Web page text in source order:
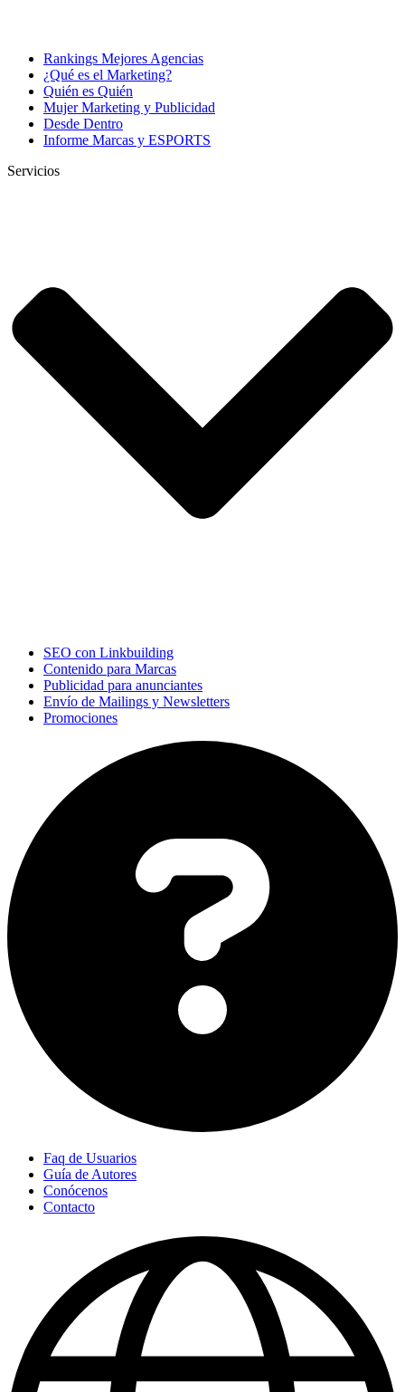
Rankings Mejores Agencias
¿Qué es el Marketing?
Quién es Quién
Mujer Marketing y Publicidad
Desde Dentro
Informe Marcas y ESPORTS
Servicios
SEO con Linkbuilding
Contenido para Marcas
Publicidad para anunciantes
Envío de Mailings y Newsletters
Promociones
Faq de Usuarios
Guía de Autores
Conócenos
Contacto